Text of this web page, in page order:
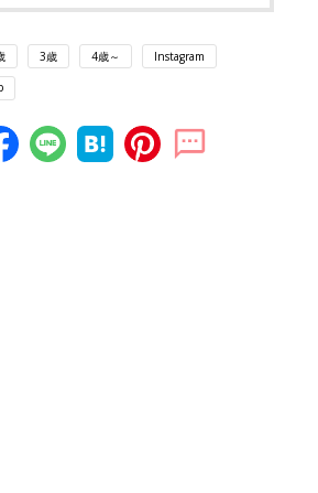
3歳 4歳～ Instagram